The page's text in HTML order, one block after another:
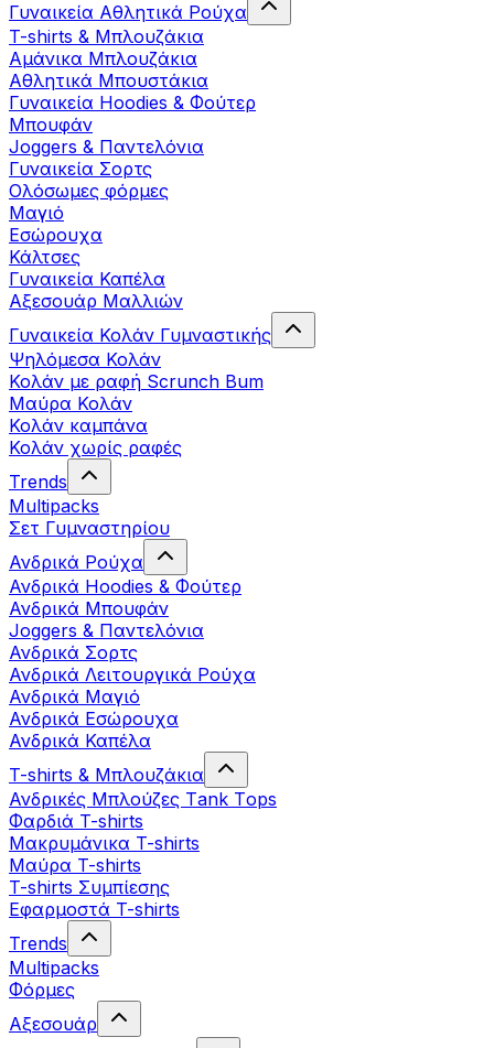
Γυναικεία Αθλητικά Ρούχα
T-shirts & Μπλουζάκια
Αμάνικα Μπλουζάκια
Aθλητικά Μπουστάκια
Γυναικεία Hoodies & Φούτερ
Μπουφάν
Joggers & Παντελόνια
Γυναικεία Σορτς
Ολόσωμες φόρμες
Μαγιό
Εσώρουχα
Κάλτσες
Γυναικεία Καπέλα
Αξεσουάρ Μαλλιών
Γυναικεία Κολάν Γυμναστικής
Ψηλόμεσα Κολάν
Κολάν με ραφή Scrunch Bum
Μαύρα Κολάν
Κολάν καμπάνα
Κολάν χωρίς ραφές
Trends
Multipacks
Σετ Γυμναστηρίου
Ανδρικά Ρούχα
Ανδρικά Hoodies & Φούτερ
Ανδρικά Μπουφάν
Joggers & Παντελόνια
Ανδρικά Σορτς
Ανδρικά Λειτουργικά Ρούχα
Ανδρικά Μαγιό
Ανδρικά Εσώρουχα
Ανδρικά Καπέλα
T-shirts & Μπλουζάκια
Ανδρικές Mπλούζες Τank Τops
Φαρδιά T-shirts
Μακρυμάνικα T-shirts
Μαύρα T-shirts
T-shirts Συμπίεσης
Εφαρμοστά T-shirts
Trends
Multipacks
Φόρμες
Αξεσουάρ